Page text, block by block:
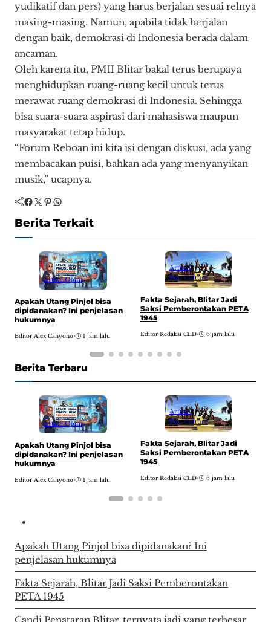
yudikatif dan pers) yang harus berjalan sesuai relnya
masing-masing. Namun, apabila tidak berjalan
dengan baik, demokrasi di Indonesia berada dalam
ancaman.
Oleh karena itu, PMII Blitar bakal terus berupaya
menghidupkan ruang-ruang kecil untuk terus
merawat ruang demokrasi di Indonesia. Sehingga
bisa suara-suara aspirasi dari mahasiswa maupun
masyarakat tetap hidup.
“Forum Reboan ini kita isi dengan diskusi, ada yang
membacakan puisi, bahkan ada yang menyanyikan
musik,” ucapnya.
Facebook Twitter Pinterest WhatsApp
Berita Terkait
ArtikelOpini
Apakah Utang Pinjol bisa
dipidanakan? Ini penjelasan
hukumnya
Editor Alex Cahyono• 1 jam lalu
Artikel
Pop Culture
Fakta Sejarah, Blitar Jadi
Saksi Pemberontakan PETA
1945
Editor Redaksi CLD• 6 jam lalu
Berita Terbaru
ArtikelOpini
Apakah Utang Pinjol bisa
dipidanakan? Ini penjelasan
hukumnya
Editor Alex Cahyono• 1 jam lalu
Artikel
Pop Culture
Fakta Sejarah, Blitar Jadi
Saksi Pemberontakan PETA
1945
Editor Redaksi CLD• 6 jam lalu
Apakah Utang Pinjol bisa dipidanakan? Ini
penjelasan hukumnya
Fakta Sejarah, Blitar Jadi Saksi Pemberontakan
PETA 1945